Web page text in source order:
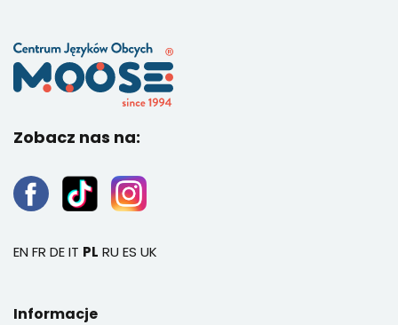
Zobacz nas na:
EN FR DEIT PL RU ES UK
Informacje